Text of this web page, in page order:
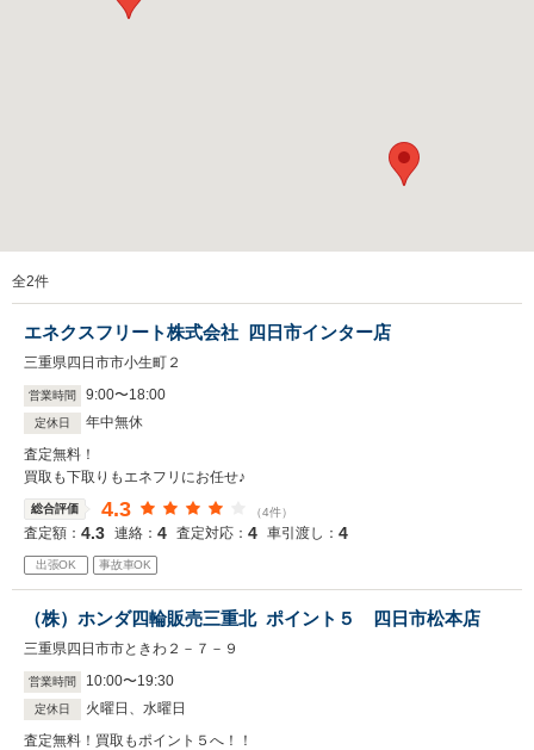
全2件
エネクスフリート株式会社 四日市インター店
三重県四日市市小生町２
営業時間 9:00〜18:00
定休日
年中無休
査定無料！
買取も下取りもエネフリにお任せ♪
総合評価 4.3 （4件）
査定額： 4.3 連絡： 4 査定対応： 4 車引渡し： 4
出張OK 事故車OK
（株）ホンダ四輪販売三重北 ポイント５ 四日市松本店
三重県四日市市ときわ２－７－９
営業時間 10:00〜19:30
定休日
火曜日、水曜日
査定無料！買取もポイント５へ！！